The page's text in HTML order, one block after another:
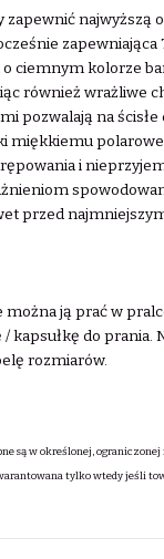
zapewnić
o ciemnym kolorze
również wrażliwe
pozwalają na
miękkiemu
i
przed
można ją prać w
kapsułkę do prania.
rozmiarów.
są w określonej,
tylko wtedy jeśli